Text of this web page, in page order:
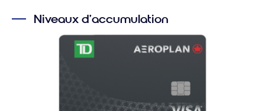
Niveaux d’accumulation